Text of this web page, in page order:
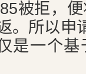
被拒，
。所以申
是一个